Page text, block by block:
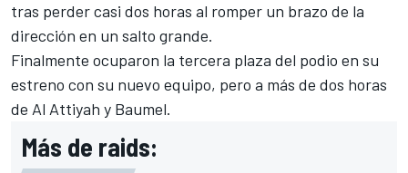
tras perder casi dos horas al romper un brazo de la
dirección en un salto grande.
Finalmente ocuparon la tercera plaza del podio en su
estreno con su nuevo equipo, pero a más de dos horas
de Al Attiyah y Baumel.
Más de raids: